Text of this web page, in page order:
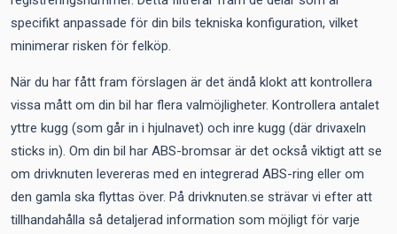
specifikt anpassade för din bils tekniska konfiguration, vilket
minimerar risken för felköp.
När du har fått fram förslagen är det ändå klokt att kontrollera
vissa mått om din bil har flera valmöjligheter. Kontrollera antalet
yttre kugg (som går in i hjulnavet) och inre kugg (där drivaxeln
sticks in). Om din bil har ABS-bromsar är det också viktigt att se
om drivknuten levereras med en integrerad ABS-ring eller om
den gamla ska flyttas över. På drivknuten.se strävar vi efter att
tillhandahålla så detaljerad information som möjligt för varje